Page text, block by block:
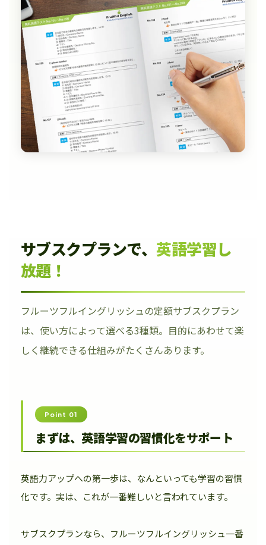
サブスクプランで、 英語学習し
放題！
フルーツフルイングリッシュの定額サブスクプラン
は、使い方によって選べる3種類。目的にあわせて楽
しく継続できる仕組みがたくさんあります。
Point 01
まずは、英語学習の習慣化をサポート
英語力アップへの第一歩は、なんといっても学習の習慣
化です。実は、これが一番難しいと言われています。
サブスクプランなら、フルーツフルイングリッシュ一番